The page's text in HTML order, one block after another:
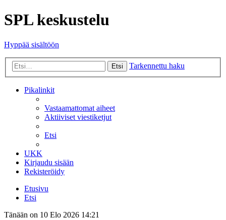
SPL keskustelu
Hyppää sisältöön
Etsi Tarkennettu haku
Pikalinkit
Vastaamattomat aiheet
Aktiiviset viestiketjut
Etsi
UKK
Kirjaudu sisään
Rekisteröidy
Etusivu
Etsi
Tänään on 10 Elo 2026 14:21